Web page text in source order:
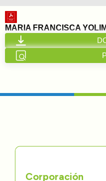
Inicio
Nosotros
Transparencia
Participa
Trámites y Servicios
MARIA FRANCISCA
Corporación